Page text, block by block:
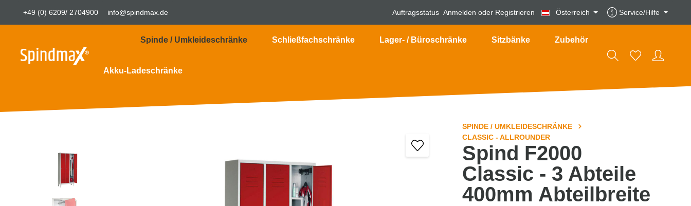
+49 (0) 6209/ 2704900 info@spindmax.de Auftragsstatus Anmelden oder Registrieren Österreich Service/Hilfe
Spinde / Umkleideschränke Schließfachschränke Lager- / Büroschränke Sitzbänke Zubehör
Akku-Ladeschränke
SPINDE / UMKLEIDESCHRÄNKE
CLASSIC - ALLROUNDER
Spind F2000
Classic - 3 Abteile
400mm Abteilbreite